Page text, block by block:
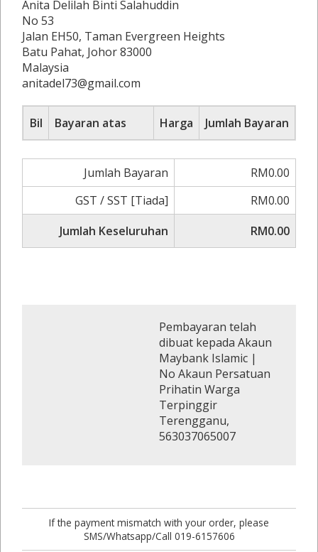
Anita Delilah Binti Salahuddin
No 53
Jalan EH50, Taman Evergreen Heights
Batu Pahat, Johor 83000
Malaysia
anitadel73@gmail.com
Bil Bayaran atas Harga Jumlah Bayaran
Jumlah Bayaran
RM0.00
GST / SST [Tiada]
RM0.00
Jumlah Keseluruhan
RM0.00
Pembayaran telah
dibuat kepada Akaun
Maybank Islamic |
No Akaun Persatuan
Prihatin Warga
Terpinggir
Terengganu,
563037065007
If the payment mismatch with your order, please
SMS/Whatsapp/Call 019-6157606